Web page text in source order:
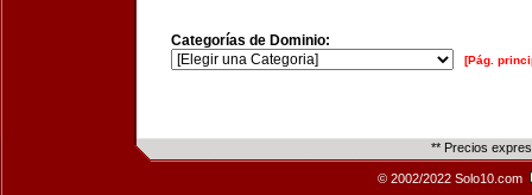
Categorías de Dominio:
[Pág.
** Precios
© 2002/2022 Solo10.com